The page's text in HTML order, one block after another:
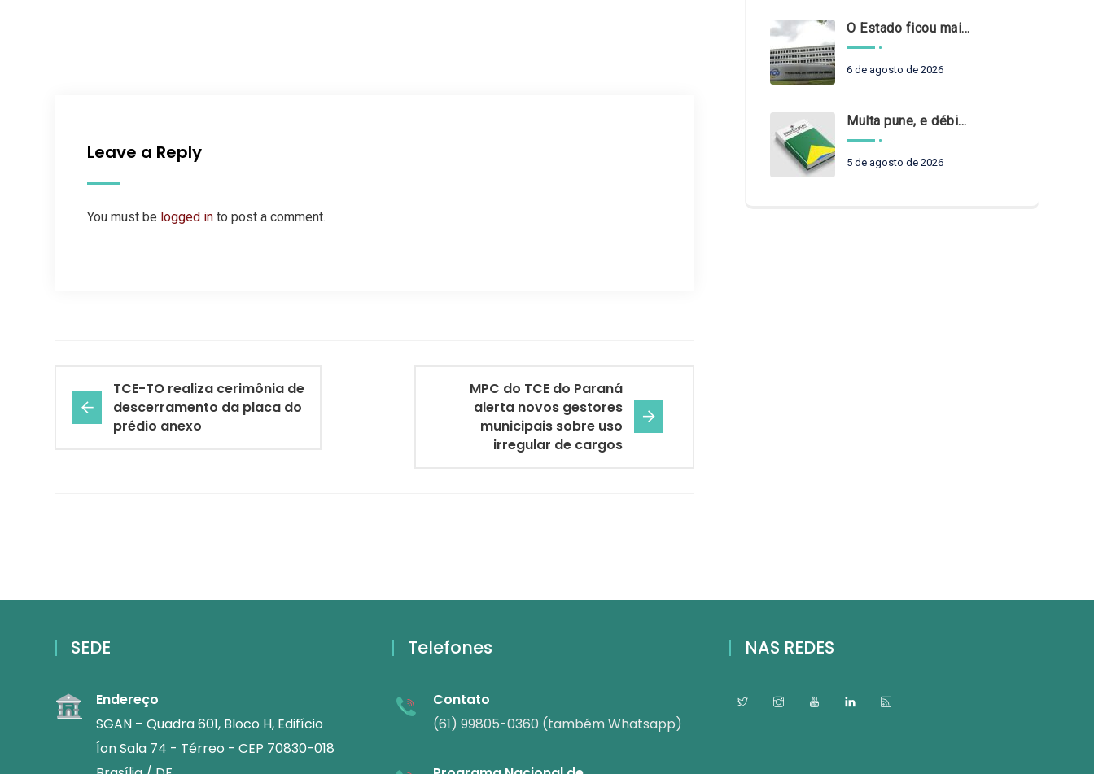
Leave a Reply
You must be logged in to post a comment.
TCE-TO realiza cerimônia de
descerramento da placa do
prédio anexo
MPC do TCE do Paraná
alerta novos gestores
municipais sobre uso
irregular de cargos
O Estado ficou mais complexo. O controle precisa acompanhar
6 de agosto de 2026
Multa pune, e débito recompõe. § 3º do art. 71 da Constituição: um problema de legística formal
5 de agosto de 2026
SEDE
Endereço
SGAN – Quadra 601, Bloco H, Edifício
Íon Sala 74 - Térreo - CEP 70830-018
Telefones
Contato
(61) 99805-0360 (também Whatsapp)
NAS REDES